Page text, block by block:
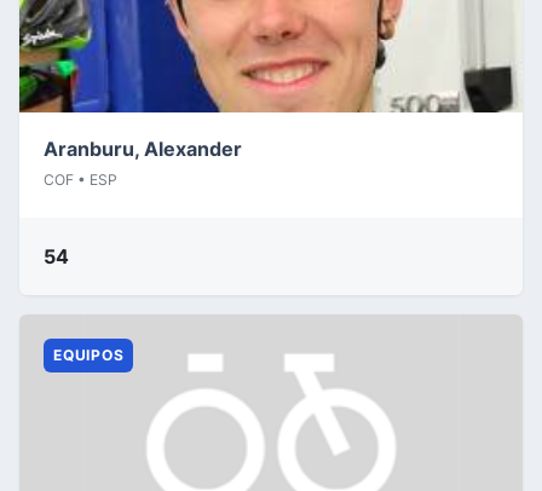
Aranburu, Alexander
COF • ESP
54
EQUIPOS